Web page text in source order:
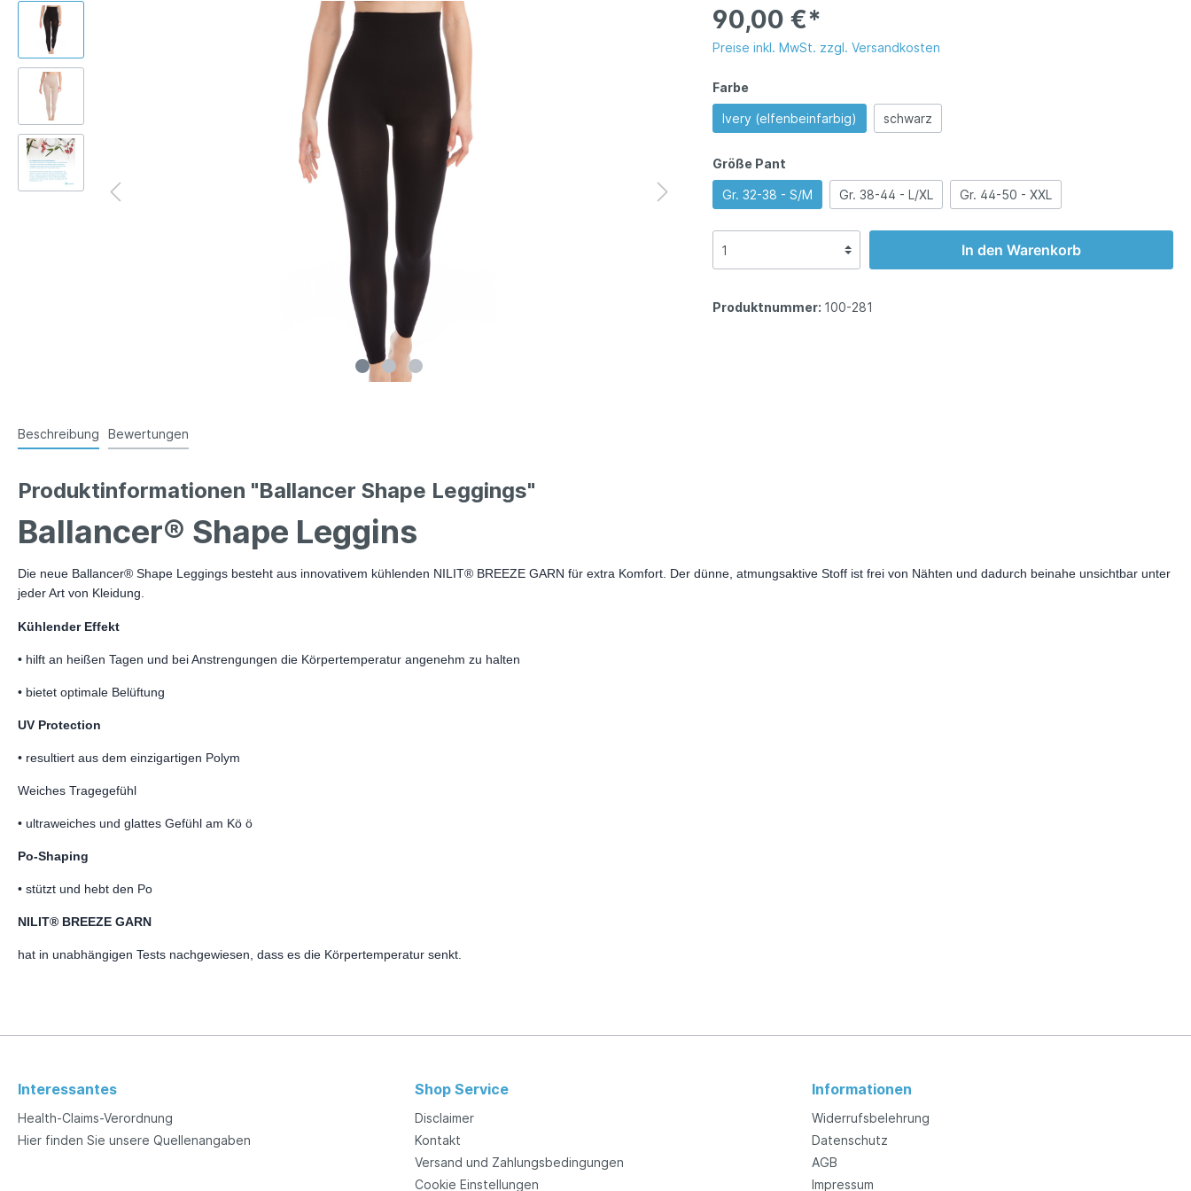
Umfang reduzieren"
wird dein Frühling noch
schöner"
Meine Auszeit"
Kampagne EMP Chair PLUS: "So
bequem war
Beckenbodentraining noch nie"
Kampagne EMP Chair: "So
Beckenbodentraining noch nie"
Kampagne EMP Bodyshaper:
"Summerbodies are made by
Bodyshaper"
90,00 €*
Preise inkl. MwSt. zzgl. Versandkosten
Farbe
Ivery (elfenbeinfarbig) schwarz
Größe Pant
Gr. 32-38 - S/M Gr. 38-44 - L/XL Gr. 44-50 - XXL
In den Warenkorb
Produktnummer: 100-281
Beschreibung Bewertungen
Produktinformationen "Ballancer Shape Leggings"
Ballancer® Shape Leggins
Die neue Ballancer® Shape Leggings besteht aus innovativem kühlenden NILIT® BREEZE GARN für extra Komfort. Der dünne, atmungsaktive Stoff ist frei von Nähten und dadurch beinahe unsichtbar unter
jeder Art von Kleidung.
Kühlender Effekt
• hilft an heißen Tagen und bei Anstrengungen die Körpertemperatur angenehm zu halten
• bietet optimale Belüftung
UV Protection
• resultiert aus dem einzigartigen Polym
Weiches Tragegefühl
• ultraweiches und glattes Gefühl am Kö ö
Po-Shaping
• stützt und hebt den Po
NILIT® BREEZE GARN
hat in unabhängigen Tests nachgewiesen, dass es die Körpertemperatur senkt.
Interessantes
Health-Claims-Verordnung
Hier finden Sie unsere Quellenangaben
Shop Service
Disclaimer
Kontakt
Versand und Zahlungsbedingungen
Cookie Einstellungen
Informationen
Widerrufsbelehrung
Datenschutz
AGB
Impressum